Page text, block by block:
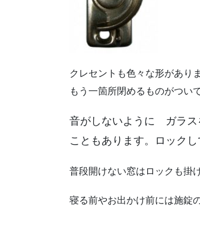
クレセントも色々な形があり
もう一箇所閉めるものがつい
音がしないように ガラ
こともあります。ロック
普段開けない窓はロックも掛
寝る前やお出かけ前には施錠